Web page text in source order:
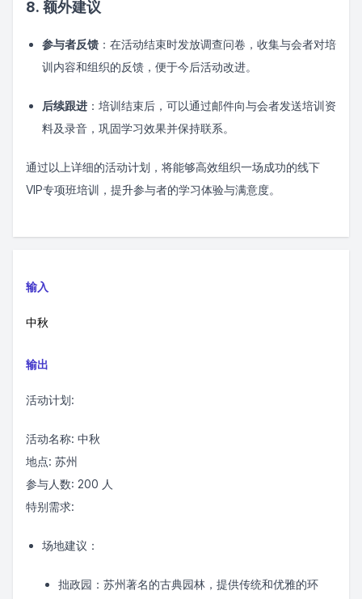
8. 额外建议
参与者反馈 ：在活动结束时发放调查问卷，收集与会者对培
训内容和组织的反馈，便于今后活动改进。
后续跟进 ：培训结束后，可以通过邮件向与会者发送培训资
料及录音，巩固学习效果并保持联系。
通过以上详细的活动计划，将能够高效组织一场成功的线下
VIP专项班培训，提升参与者的学习体验与满意度。
输入
中秋
输出
活动计划:
活动名称: 中秋
地点: 苏州
参与人数: 200 人
特别需求:
场地建议：
拙政园：苏州著名的古典园林，提供传统和优雅的环